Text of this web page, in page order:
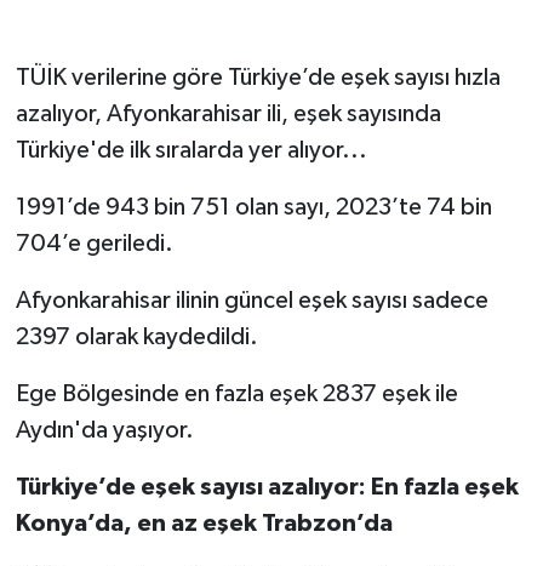
TÜİK verilerine göre Türkiye’de eşek sayısı hızla
azalıyor, Afyonkarahisar ili, eşek sayısında
Türkiye'de ilk sıralarda yer alıyor...
1991’de 943 bin 751 olan sayı, 2023’te 74 bin
704’e geriledi.
Afyonkarahisar ilinin güncel eşek sayısı sadece
2397 olarak kaydedildi.
Ege Bölgesinde en fazla eşek 2837 eşek ile
Aydın'da yaşıyor.
Türkiye’de eşek sayısı azalıyor: En fazla eşek
Konya’da, en az eşek Trabzon’da